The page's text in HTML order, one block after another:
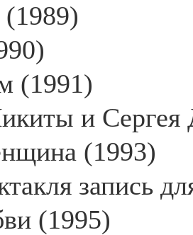
(1989)
(1991)
и
(1993)
запись
(1995)